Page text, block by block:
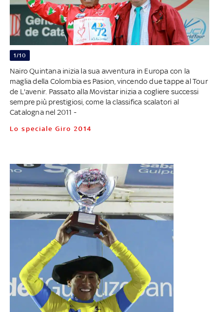
1/10
Nairo Quintana inizia la sua avventura in Europa con la
maglia della Colombia es Pasion, vincendo due tappe al Tour
de L'avenir. Passato alla Movistar inizia a cogliere successi
sempre più prestigiosi, come la classifica scalatori al
Catalogna nel 2011 -
Lo speciale Giro 2014